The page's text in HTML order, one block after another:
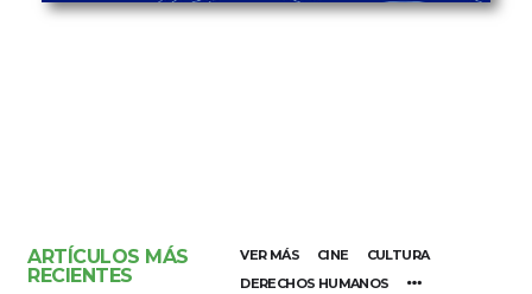
ARTÍCULOS MÁS
RECIENTES
VER MÁS CINE
CULTURA
DERECHOS HUMANOS